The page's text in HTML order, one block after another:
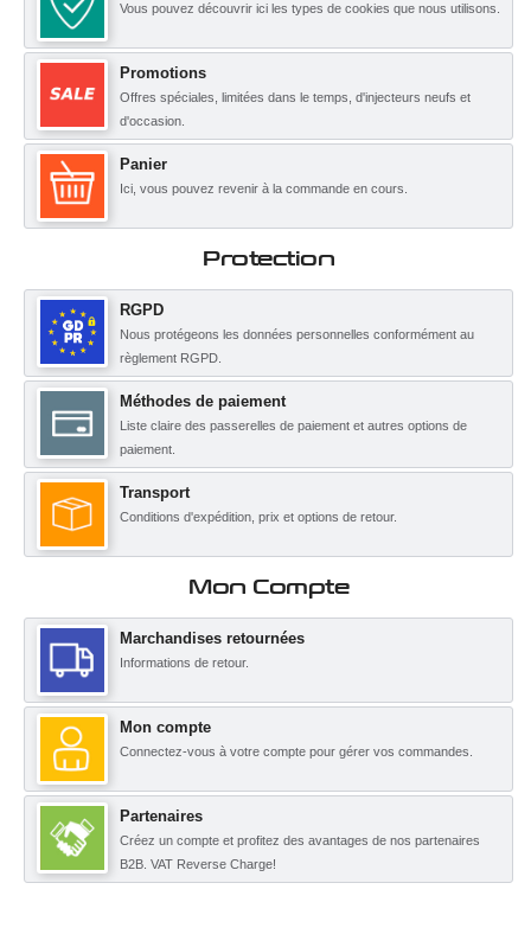
Vous pouvez découvrir ici les types de cookies que nous utilisons.
Promotions
Offres spéciales, limitées dans le temps, d'injecteurs neufs et
d'occasion.
Panier
Ici, vous pouvez revenir à la commande en cours.
Protection
RGPD
Nous protégeons les données personnelles conformément au
règlement RGPD.
Méthodes de paiement
Liste claire des passerelles de paiement et autres options de
paiement.
Transport
Conditions d'expédition, prix et options de retour.
Mon Compte
Marchandises retournées
Informations de retour.
Mon compte
Connectez-vous à votre compte pour gérer vos commandes.
Partenaires
Créez un compte et profitez des avantages de nos partenaires
B2B. VAT Reverse Charge!